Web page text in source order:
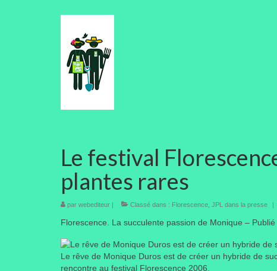
Le festival
plantes rares
par webediteur | Classé dans : Florescence JPL dans la presse |
Florescence. La succulente passion de Monique –
Le rêve de Monique Duros est de créer un hybride de
rencontre au festival Florescence 2006.